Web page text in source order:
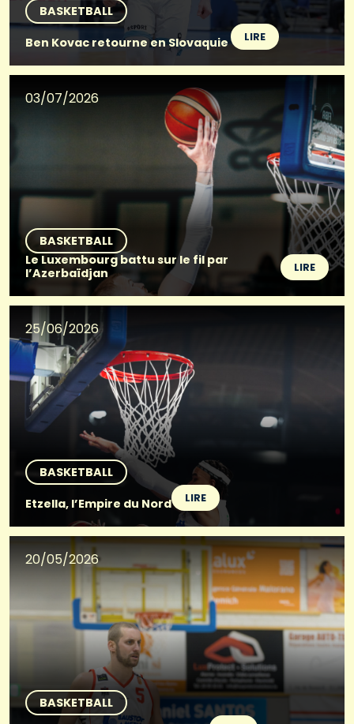
BASKETBALL
Ben Kovac retourne en Slovaquie
LIRE
03/07/2026
BASKETBALL
Le Luxembourg battu sur le fil par
l’Azerbaïdjan
LIRE
25/06/2026
BASKETBALL
Etzella, l’Empire du Nord
LIRE
20/05/2026
BASKETBALL